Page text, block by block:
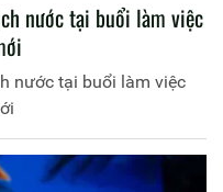
nước tại buổi làm việc
nước tại buổi làm việc